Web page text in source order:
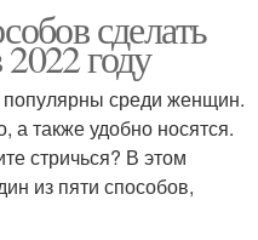
сделать
году
популярны среди женщин.
а также удобно носятся.
стричься? В этом
из пяти способов,